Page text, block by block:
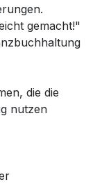
gemacht!"
die die
nutzen